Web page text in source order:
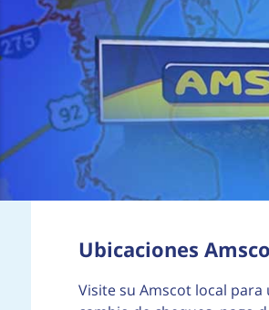
Ubicaciones
Visite su Amscot local